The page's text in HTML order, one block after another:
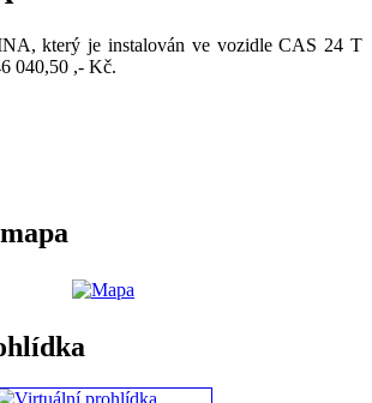
který je instalován ve vozidle CAS 24 T
040,50 ,- Kč.